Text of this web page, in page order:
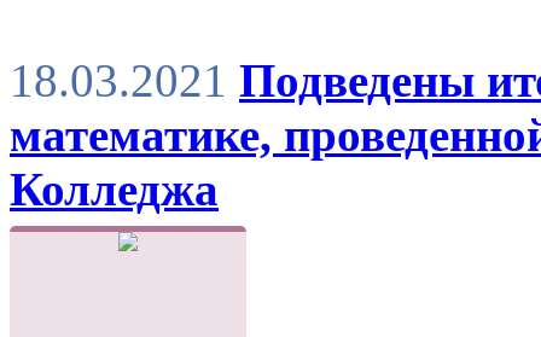
18.03.2021 Подведены
математике,
Колледжа